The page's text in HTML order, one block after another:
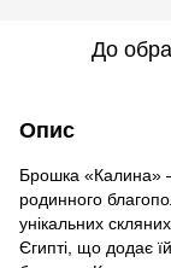
До
Опис
Брошка «Калина»
родинного
унікальних
Єгипті, що додає